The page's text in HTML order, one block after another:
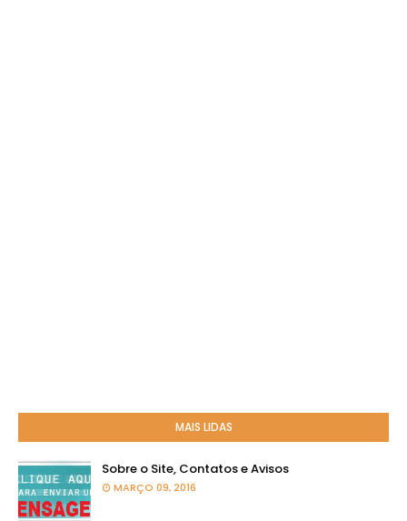
MAIS LIDAS
Sobre o Site, Contatos e Avisos
MARÇO 09, 2016